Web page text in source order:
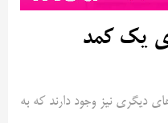
یک کمد
دیگری نیز وجود دارند که به